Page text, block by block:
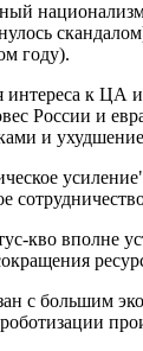
году).
к ЦА
России и
и
кво вполне
с большим